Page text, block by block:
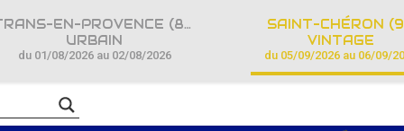
TRANS-EN-PROVENCE (83)
URBAIN
du 01/08/2026 au 02/08/2026
SAINT-CHÉRON
VINTAGE
du 05/09/2026 au 06/09/